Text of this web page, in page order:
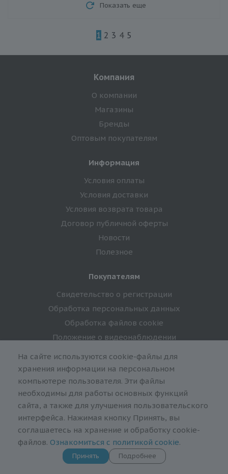
Показать еще
1 2 3 4 5
Компания
О компании
Магазины
Бренды
Оптовым покупателям
Информация
Условия оплаты
Условия доставки
Условия возврата товара
Договор публичной оферты
Новости
Полезное
Покупателям
Свидетельство о регистрации
Обработка персональных данных
Обработка файлов cookie
Положение о видеонаблюдении
Подпишитесь на спецпредложения!
Оставайтесь на связи
На сайте используются cookie-файлы для
хранения информации на персональном
компьютере пользователя. Эти файлы
необходимы для работы основных функций
сайта, а также для улучшения пользовательского
интерфейса. Нажимая кнопку Принять, вы
соглашаетесь на хранение и обработку cookie-
файлов. Ознакомиться с политикой cookie.
Принять Подробнее